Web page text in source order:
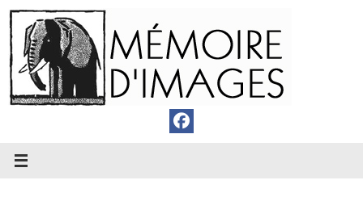
Passer
au
contenu